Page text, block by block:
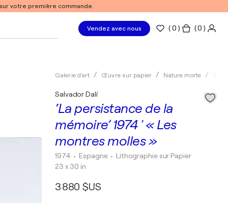
votre première commande.
Vendez avec nous (0 ) ( 0 )
Galerie d'art Œuvre sur papier Nature morte
‘La persistance de la
mémoire’ 1974 ' « Les
montres molles »
Salvador Dalí
1974 • Espagne • Lithographie sur Papier
23 x 30 in
3 880 $US